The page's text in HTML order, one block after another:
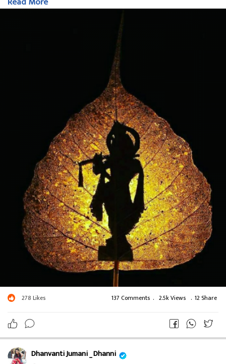
278 Likes 137 Comments . 2.5k Views . 12 Share
Dhanvanti Jumani _ Dhanni